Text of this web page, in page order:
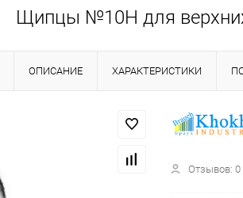
Щипцы №10Н для
ОПИСАНИЕ ХАРАКТЕРИСТИКИ
Отзывов: 0